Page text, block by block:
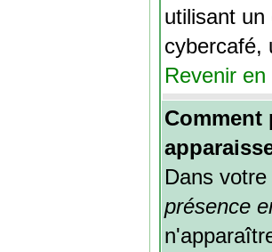
utilisant
cybercafé,
Revenir
Dans
présence